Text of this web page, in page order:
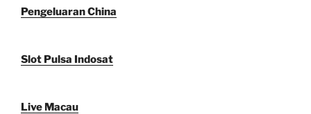
Pengeluaran China
Slot Pulsa Indosat
Live Macau